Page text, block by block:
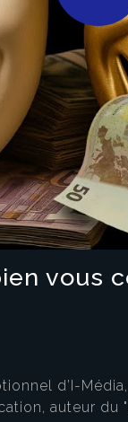
vous
d’I-
auteur du